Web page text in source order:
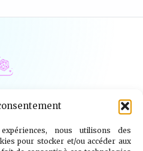
nous utilisons des
pour stocker et/ou accéder aux
Tabletop Livres